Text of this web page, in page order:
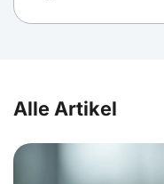
Alle Artikel